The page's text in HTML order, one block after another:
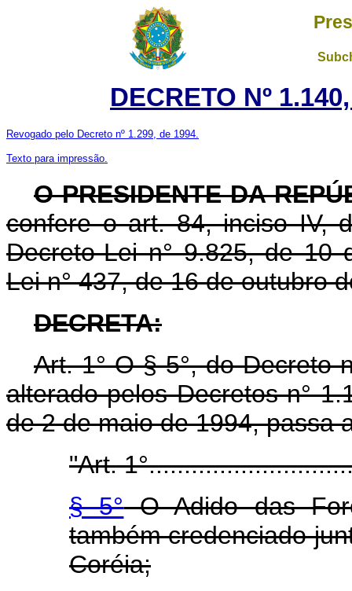
DECRETO Nº
Revogado pelo Decreto nº 1.299, de 1994.
Texto para impressão.
O PRESIDENTE DA
confere o art. 84, inciso IV,
Decreto-Lei n° 9.825, de 10
Lei n° 437, de 16 de outubro
DECRETA:
Art. 1° O § 5°, do Decreto
alterado pelos Decretos n°
de 2 de maio de 1994, passa
"Art.
§ 5°O Adido das
também credenciado
Coréia;